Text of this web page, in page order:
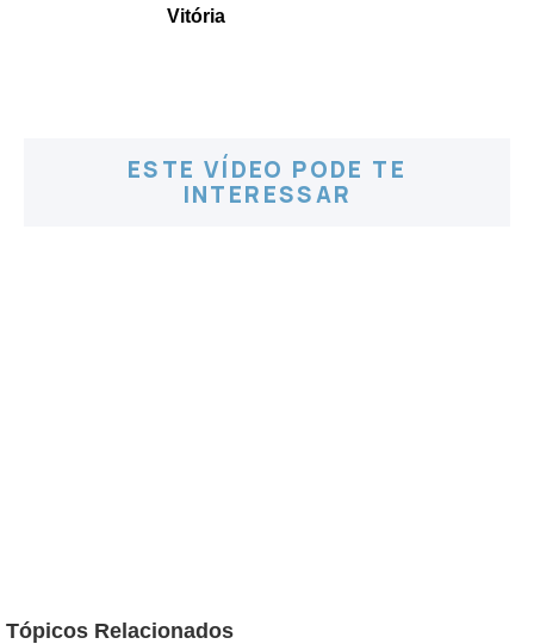
Vitória
ESTE VÍDEO PODE TE
INTERESSAR
Tópicos Relacionados